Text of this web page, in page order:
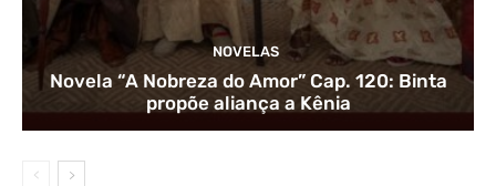
NOVELAS
Novela “A Nobreza do Amor” Cap. 120: Binta
propõe aliança a Kênia